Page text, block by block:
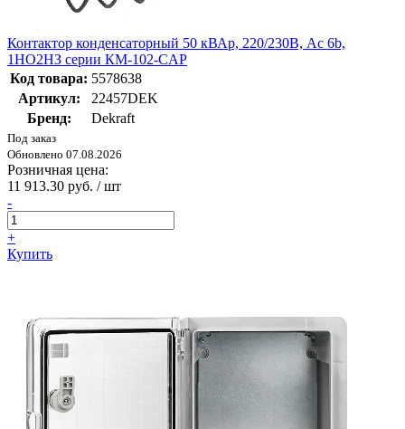
Контактор конденсаторный 50 кВАр, 220/230В, Ac 6b,
1НО2НЗ серии КМ-102-CAP
Код товара: 5578638
Артикул:
22457DEK
Бренд:
Dekraft
Под заказ
Обновлено 07.08.2026
Розничная цена:
11 913.30 руб. / шт
-
+
Купить